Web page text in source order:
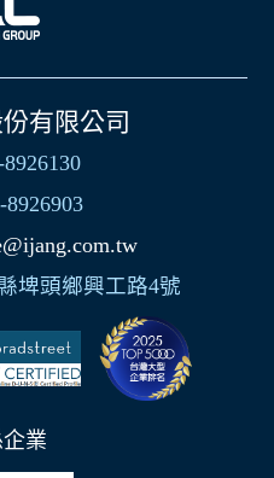
有限公司
8926903
埤頭鄉興工路4號
業